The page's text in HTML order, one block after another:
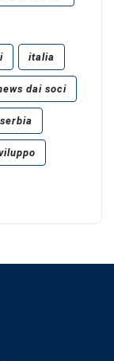
italia
dai soci
serbia